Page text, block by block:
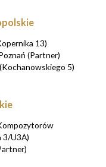
13)
(Partner)
5)
3/U3A)